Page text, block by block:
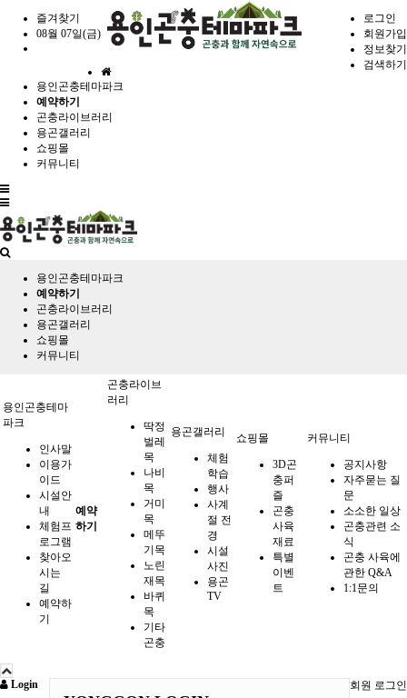
즐겨찾기
08월 07일(금)
로그인
회원가입
정보찾기
검색하기
홈
으
용인곤충테마파크
예약하기
곤충라이브러리
용곤갤러리
쇼핑몰
커뮤니티
전
체
메
뉴
용인곤충테마파크
예약하기
곤충라이브러리
용곤갤러리
쇼핑몰
커뮤니티
용인곤충테마
파크
인사말
이용가
이드
시설안
내
체험프
로그램
찾아오
시는
길
예약하
기
예약
하기
곤충라이브
러리
딱정
벌레
목
나비
목
거미
목
메뚜
기목
노린
재목
바퀴
목
기타
곤충
용곤갤러리
체험
학습
행사
사계
절 전
경
시설
사진
용곤
TV
쇼핑몰
3D곤
충퍼
즐
곤충
사육
재료
특별
이벤
트
커뮤니티
공지사항
자주묻는 질
문
소소한 일상
곤충관련 소
식
곤충 사육에
관한 Q&A
1:1문의
Login 회원 로그인